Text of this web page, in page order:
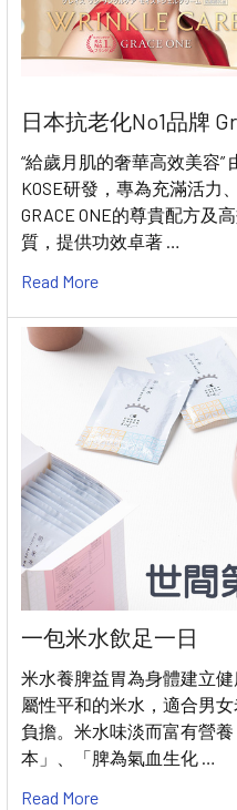
日本抗老化No1品牌
“給歲月肌的奢華高效美容
KOSE研發，專為充滿活力
GRACE ONE的尊貴配方及
質，提供功效卓著 …
Read More
一包米水飲足一日
米水養脾益胃為身體建立
屬性平和的米水，適合男
負擔。米水味淡而富有營
本」、「脾為氣血生化 …
Read More